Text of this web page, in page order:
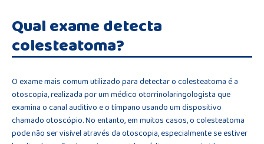
Qual exame detecta
colesteatoma?
O exame mais comum utilizado para detectar o colesteatoma é a
otoscopia, realizada por um médico otorrinolaringologista que
examina o canal auditivo e o tímpano usando um dispositivo
chamado otoscópio. No entanto, em muitos casos, o colesteatoma
pode não ser visível através da otoscopia, especialmente se estiver